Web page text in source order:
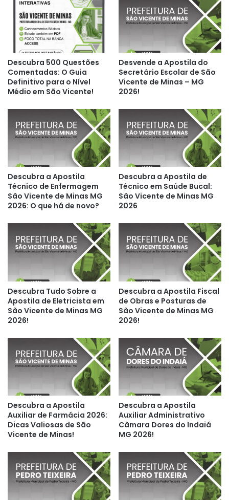
Descubra 500 Questões
Comentadas: O Guia
Definitivo para o Nível
Médio em São Vicente!
Desvende a Apostila do
Secretário Escolar de São
Vicente de Minas – MG
2026!
Descubra a Apostila
Técnico de Enfermagem
São Vicente de Minas MG
2026: O que há de novo?
Descubra a Apostila de
Técnico em Saúde Bucal:
São Vicente de Minas MG
2026
Descubra Tudo Sobre a
Apostila de Eletricista em
São Vicente de Minas MG
2026!
Descubra a Apostila Fiscal
de Obras e Posturas de
São Vicente de Minas MG
2026!
Descubra a Apostila
Auxiliar de Farmácia 2026:
Dicas Valiosas de São
Vicente de Minas!
Descubra a Apostila
Auxiliar Administrativo
Câmara Dores do Indaiá
MG 2026!